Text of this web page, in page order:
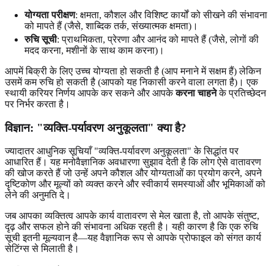
योग्यता परीक्षण: क्षमता, कौशल और विशिष्ट कार्यों को सीखने की संभावना
को मापते हैं (जैसे, शाब्दिक तर्क, संख्यात्मक क्षमता)।
रुचि सूची: प्राथमिकता, प्रेरणा और आनंद को मापते हैं (जैसे, लोगों की
मदद करना, मशीनों के साथ काम करना)।
आपमें बिक्री के लिए उच्च योग्यता हो सकती है (आप मनाने में सक्षम हैं) लेकिन
उसमें कम रुचि हो सकती है (आपको यह निकासी करने वाला लगता है)। एक
स्थायी करियर निर्णय आपके कर सकने और आपकेकरना चाहनेके प्रतिच्छेदन
पर निर्भर करता है।
विज्ञान: "व्यक्ति-पर्यावरण अनुकूलता" क्या है?
ज्यादातर आधुनिक सूचियाँ "व्यक्ति-पर्यावरण अनुकूलता" के सिद्धांत पर
आधारित हैं। यह मनोवैज्ञानिक अवधारणा सुझाव देती है कि लोग ऐसे वातावरण
की खोज करते हैं जो उन्हें अपने कौशल और योग्यताओं का प्रयोग करने, अपने
दृष्टिकोण और मूल्यों को व्यक्त करने और स्वीकार्य समस्याओं और भूमिकाओं को
लेने की अनुमति दे।
जब आपका व्यक्तित्व आपके कार्य वातावरण से मेल खाता है, तो आपके संतुष्ट,
दृढ़ और सफल होने की संभावना अधिक रहती है। यही कारण है कि एक रुचि
सूची इतनी मूल्यवान है—यह वैज्ञानिक रूप से आपके प्रोफाइल को संगत कार्य
सेटिंग्स से मिलाती है।